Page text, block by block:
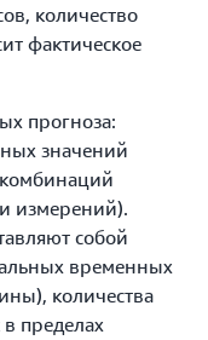
количество
фактическое
прогноза:
значений
комбинаций
измерений).
собой
временных
количества
пределах